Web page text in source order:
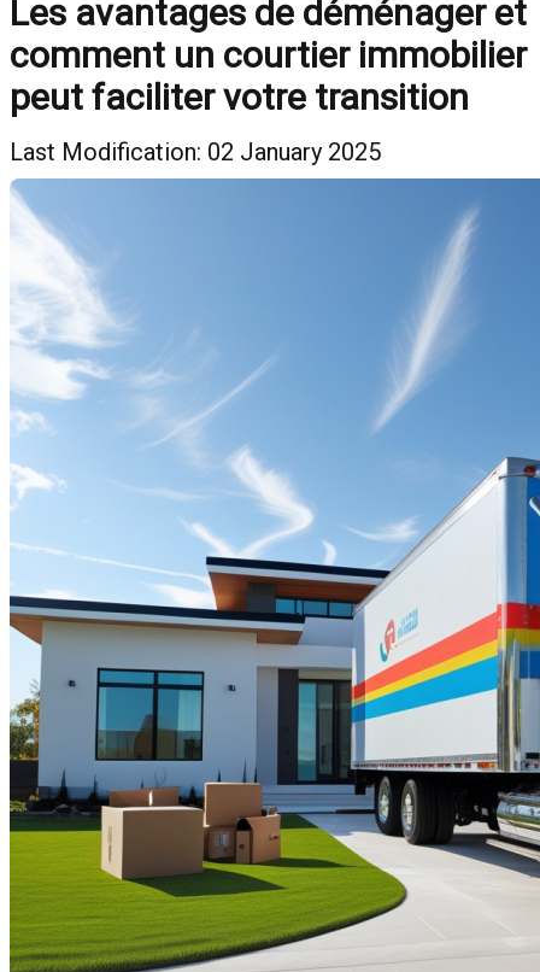
Les avantages de déménager et
comment un courtier immobilier
peut faciliter votre transition
Last Modification: 02 January 2025